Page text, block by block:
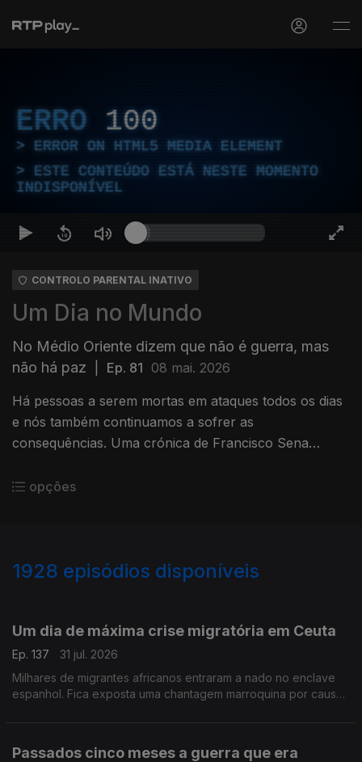
ERRO 100
ERROR ON HTML5 MEDIA ELEMENT
ESTE CONTEÚDO ESTÁ NESTE MOMENTO
INDISPONÍVEL
CONTROLO PARENTAL INATIVO
Um Dia no Mundo
No Médio Oriente dizem que não é guerra, mas
não há paz
Ep. 81 08 mai. 2026
Há pessoas a serem mortas em ataques todos os dias
e nós também continuamos a sofrer as
consequências. Uma crónica de Francisco Sena
opções
1928 episódios disponíveis
Um dia de máxima crise migratória em Ceuta
Ep. 137
31 jul. 2026
Milhares de migrantes africanos entraram a nado no enclave
espanhol. Fica exposta uma chantagem marroquina por causa
Passados cinco meses a guerra que era